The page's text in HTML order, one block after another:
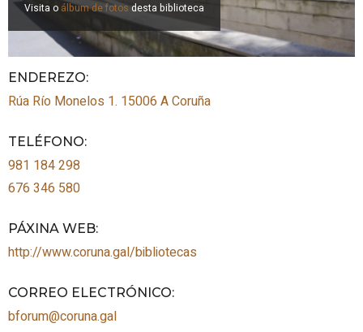
Visita o álbum de fotosdesta biblioteca
ENDEREZO:
Rúa Río Monelos 1. 15006 A Coruña
TELÉFONO:
981 184 298
676 346 580
PÁXINA WEB:
http://www.coruna.gal/bibliotecas
CORREO ELECTRÓNICO:
bforum@coruna.gal